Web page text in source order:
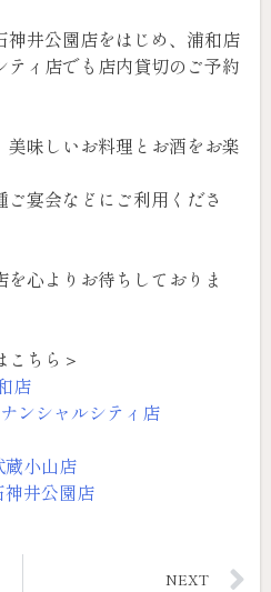
井公園店をはじめ、浦和店
ティ店でも店内貸切のご予約
味しいお料理とお酒をお楽
宴会などにご利用くださ
心よりお待ちしておりま
こちら＞
店
ンシャルシティ店
小山店
井公園店
NEXT